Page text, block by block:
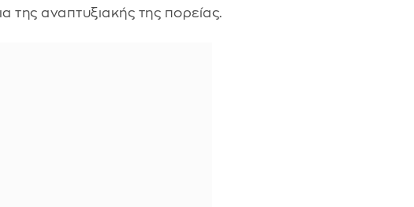
της αναπτυξιακής της πορείας.